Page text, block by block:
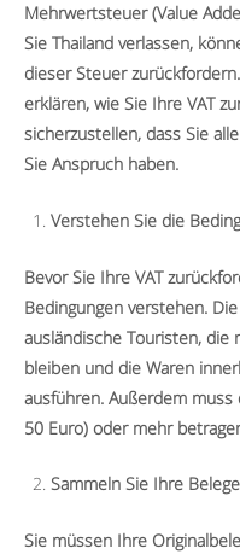
Mehrwertsteuer (Value
Sie Thailand verlassen,
dieser Steuer
erklären, wie Sie Ihre VAT
sicherzustellen, dass Sie
Sie Anspruch haben.
Verstehen Sie die
Bevor Sie Ihre VAT
Bedingungen verstehen.
ausländische Touristen, die
bleiben und die Waren
ausführen. Außerdem
50 Euro) oder mehr
Sammeln Sie Ihre Belege
Sie müssen Ihre